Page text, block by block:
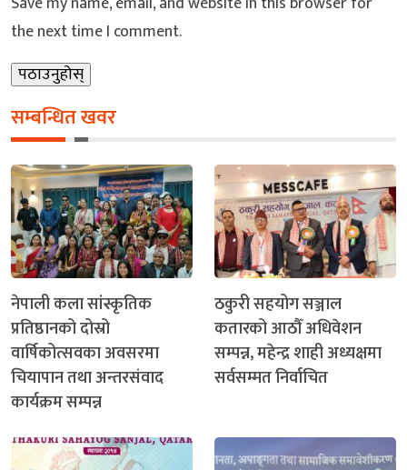
the next time I comment.
सम्बन्धित खवर
नेपाली कला सांस्कृतिक
प्रतिष्ठानको दोस्रो
वार्षिकोत्सवका अवसरमा
चियापान तथा अन्तरसंवाद
कार्यक्रम सम्पन्न
ठकुरी सहयोग सञ्जाल
कतारको आठौँ अधिवेशन
सम्पन्न, महेन्द्र शाही अध्यक्षमा
सर्वसम्मत निर्वाचित